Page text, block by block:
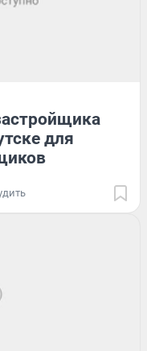
для